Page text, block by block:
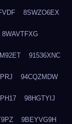
8SWZO6EX
8WAVTFXG
91536XNC
94CQZMDW
98HGTYIJ
9BEYVG9H